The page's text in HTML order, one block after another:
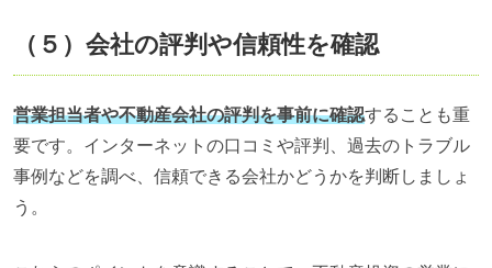
（５）会社の評判や信頼性を確認
営業担当者や不動産会社の評判を事前に確認することも重
要です。インターネットの口コミや評判、過去のトラブル
事例などを調べ、信頼できる会社かどうかを判断しましょ
う。